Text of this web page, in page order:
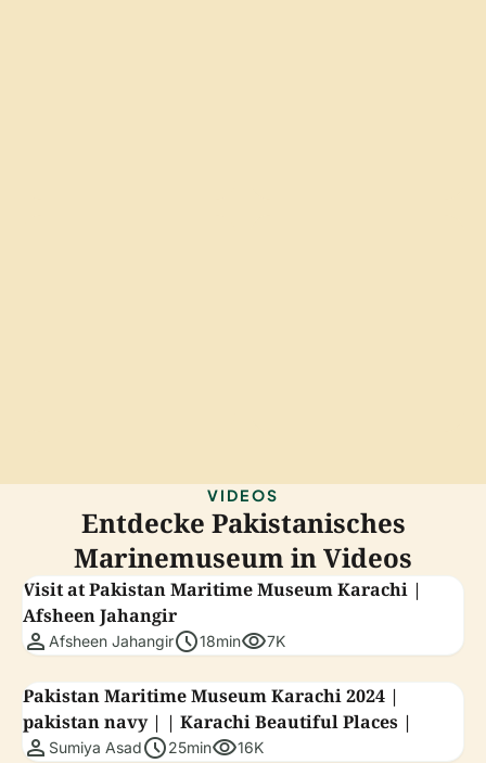
VIDEOS
Entdecke Pakistanisches
Marinemuseum in Videos
Visit at Pakistan Maritime Museum Karachi |
Afsheen Jahangir
person Afsheen Jahangirschedule18minvisibility7K
Pakistan Maritime Museum Karachi 2024 |
pakistan navy | | Karachi Beautiful Places |
person Sumiya Asadschedule25minvisibility16K